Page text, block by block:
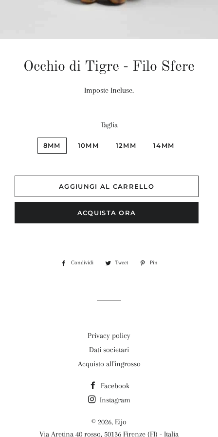
Occhio di Tigre - Filo Sfere
Imposte Incluse.
Taglia
8MM 10MM 12MM 14MM
AGGIUNGI AL CARRELLO
ACQUISTA ORA
Condividi
CondividiTweet
Twitta
Pin
Privacy policy
Dati societari
Acquisto all'ingrosso
Facebook
Instagram
© 2026, Eijo
Via Aretina 40 rosso, 50136 Firenze (FI) - Italia